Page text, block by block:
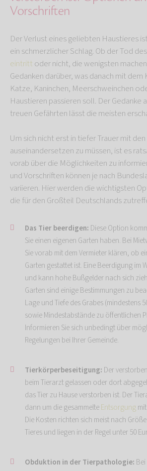
Vorschriften
Der Verlust eines geliebten Haustieres
ein schmerzlicher Schlag. Ob der Tod
eintritt oder nicht, die wenigsten
Gedanken darüber, was danach mit
Katze, Kaninchen, Meerschweinchen
Haustieren passieren soll. Der Gedanke
treuen Gefährten lässt die meisten
Um sich nicht erst in tiefer Trauer mit den
auseinandersetzen zu müssen, ist es
vorab über die Möglichkeiten zu
und Vorschriften können je nach
variieren. Hier werden die wichtigsten
die für den Großteil Deutschlands
Das Tier beerdigen: Diese Option
Sie einen eigenen Garten haben. Bei
Sie vorab mit dem Vermieter klären, ob
Garten gestattet ist. Eine Beerdigung im
und kann hohe Bußgelder nach sich
Garten sind einige Bestimmungen zu
Lage und Tiefe des Grabes (mindestens
sowie Mindestabstände zu öffentlichen
Informieren Sie sich unbedingt über
Regelungen bei Ihrer Gemeinde.
Tierkörperbeseitigung: Der
beim Tierarzt gelassen oder dort
das Tier zu Hause verstorben ist. Der
dann um die gesammelteEntsorgung
Die Kosten richten sich meist nach
Tieres und liegen in der Regel unter 50
Obduktion in der Tierpathologie: